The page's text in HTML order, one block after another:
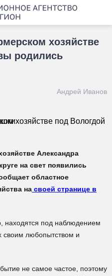
хозяйстве
родились
Андрей Иванов
Александра
на свет появились
областное
на своей странице в
находятся под наблюдением
своим любопытством и
не самое частое, поэтому